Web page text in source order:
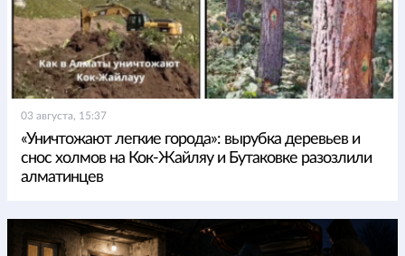
03 августа, 15:37
«Уничтожают легкие города»: вырубка деревьев и
снос холмов на Кок-Жайляу и Бутаковке разозлили
алматинцев